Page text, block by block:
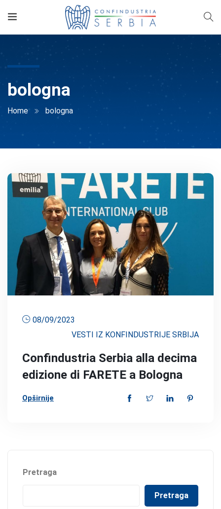
bologna
Home bologna
08/09/2023
VESTI IZ KONFINDUSTRIJE SRBIJA
Confindustria Serbia alla decima
edizione di FARETE a Bologna
Opširnije
Pretraga
Pretraga